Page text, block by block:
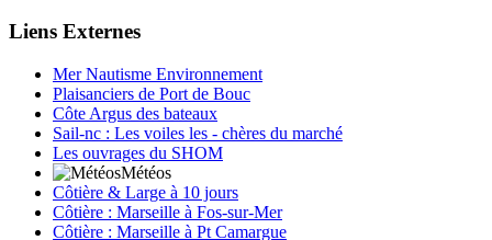
Liens Externes
Mer Nautisme Environnement
Plaisanciers de Port de Bouc
Côte Argus des bateaux
Sail-nc : Les voiles les - chères du marché
Les ouvrages du SHOM
Météos
Côtière & Large à 10 jours
Côtière : Marseille à Fos-sur-Mer
Côtière : Marseille à Pt Camargue